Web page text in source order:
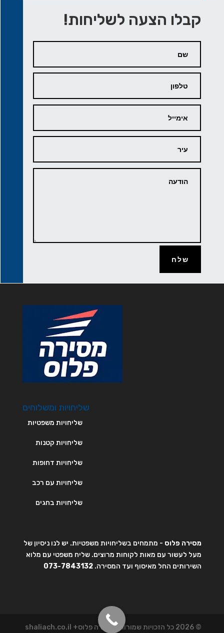
קבלו הצעה לשליחות!
שלח
שליחויות ומשלוחים
שליחויות משפטיות
שליחויות קטנות
שליחויות דחופות
שליחויות עם רכב
שליחויות בחגים
מסירה פלוס - מתמחים בשליחויות משפטיות. יש לנו ניסיון של
מעל לעשור עם מאות לקוחות מרוצים. שליח משפטי עם מלוא
השירותים החל מאיסוף ועד המסירה. 073-7843132
© 2026 כל הזכויות שמורות למסירה פלוס+ shaliach.co.il